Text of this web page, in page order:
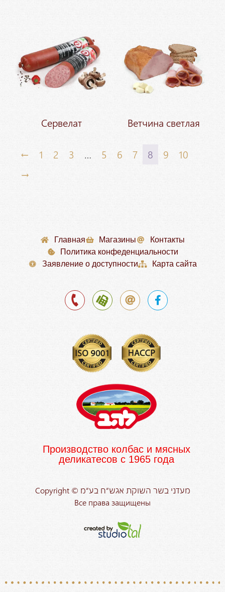
Сервелат Ветчина светлая
← 1 2 3 … 5 6 7 8 9
10
→
Главная Магазины
Контакты
Политика конфеденциальности
Заявление о доступности
Карта сайта
Производство колбас и мясных
деликатесов с 1965 года
Copyright © מעדני בשר השוקת אגש”ח בע”מ
Все права защищены